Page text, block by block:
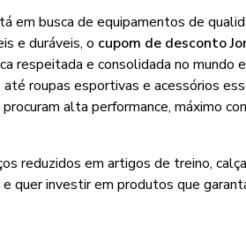
busca de equipamentos de
e duráveis, o cupom de desconto
respeitada e consolidada no mundo
roupas esportivas e acessórios
alta performance, máximo
reduzidos em artigos de treino,
quer investir em produtos que